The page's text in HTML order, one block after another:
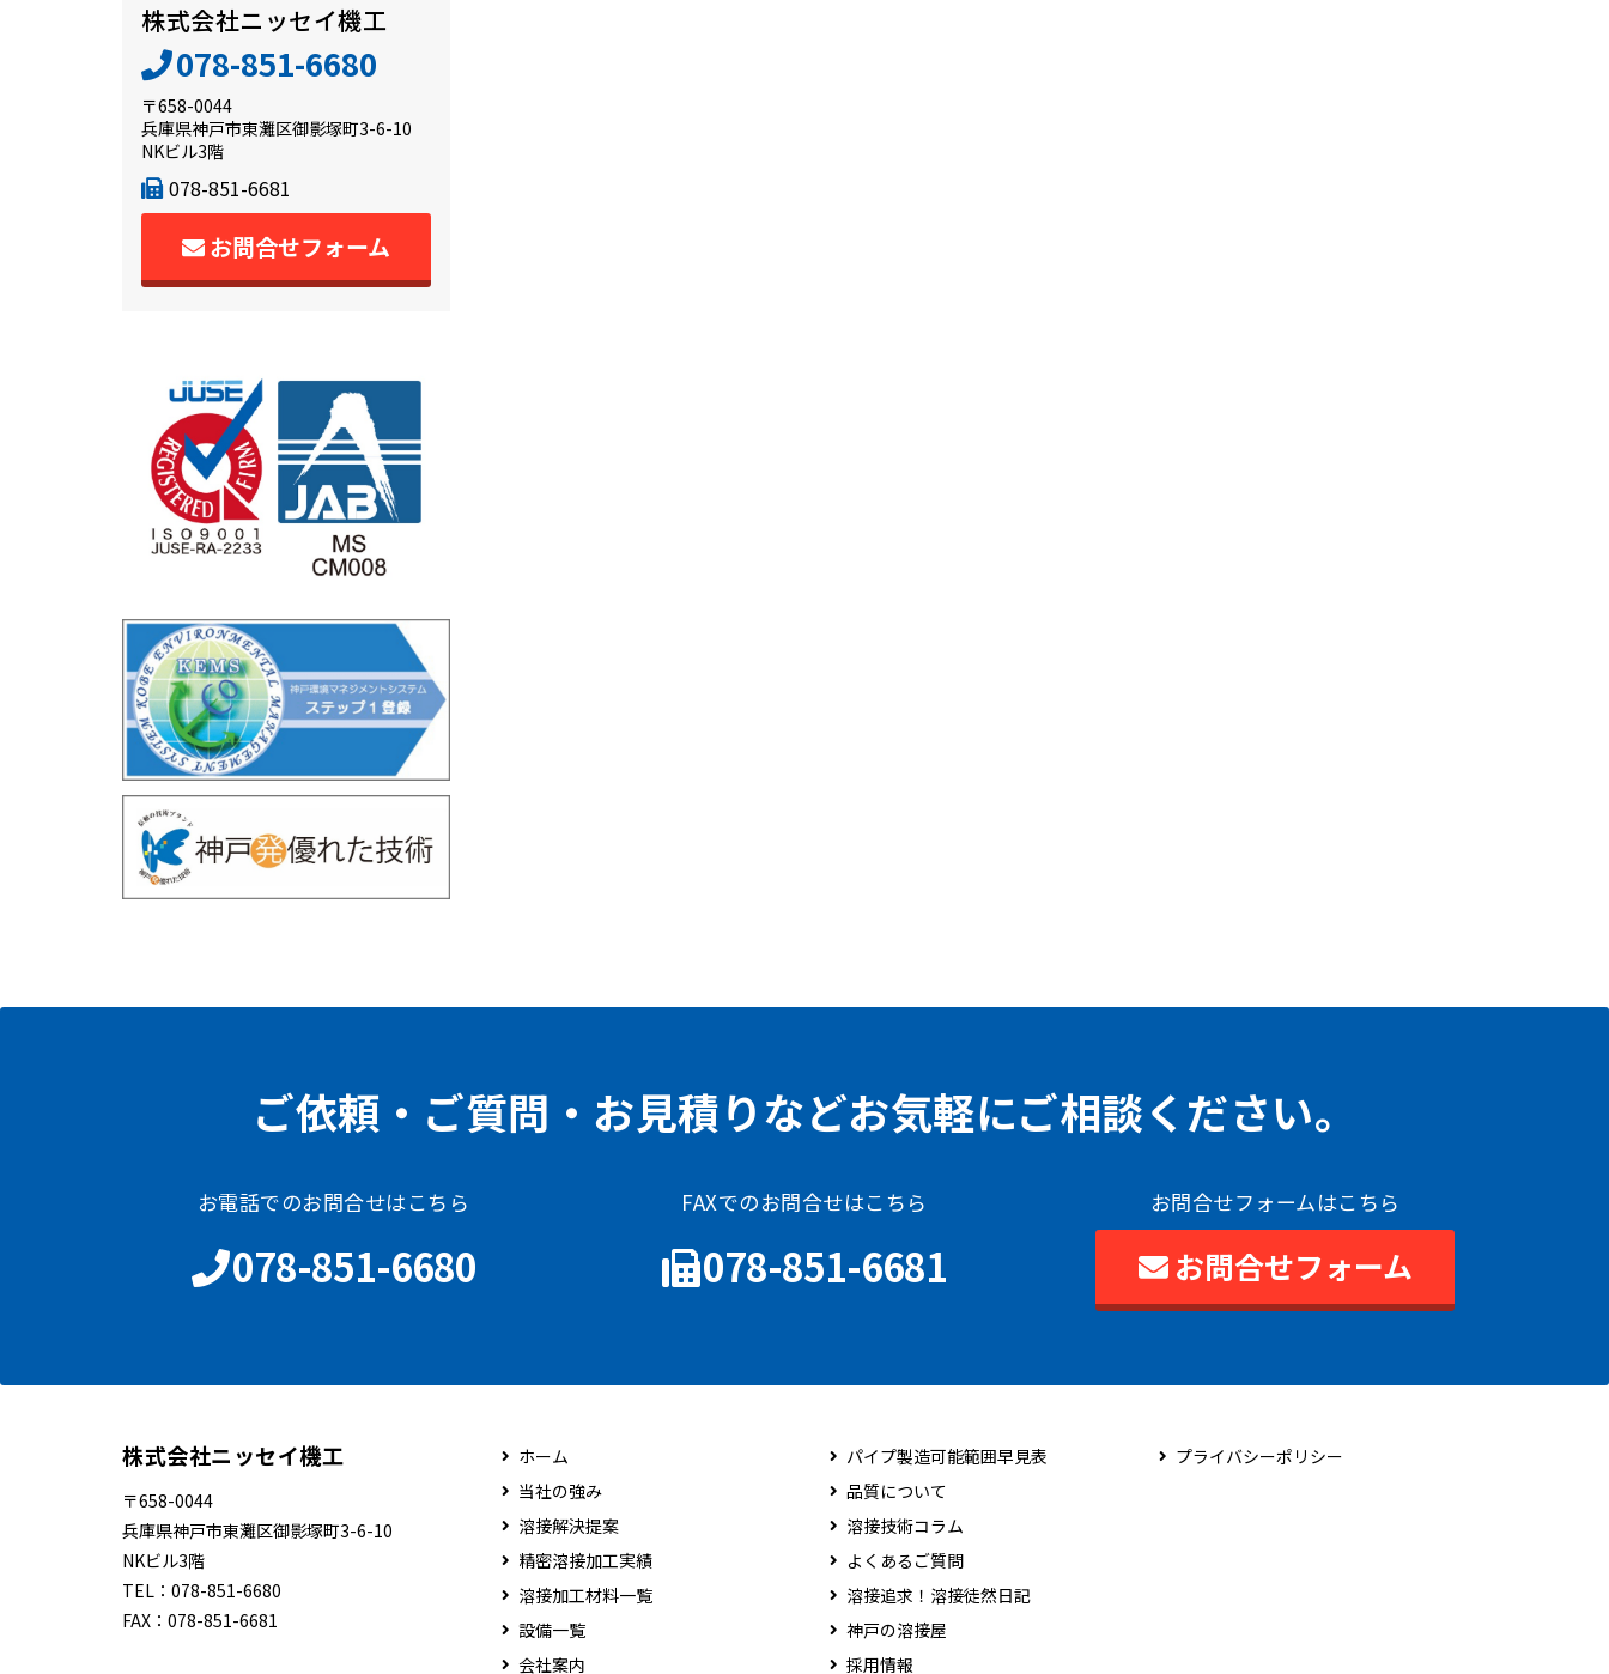
株式会社ニッセイ機工
078-851-6680
〒658-0044
兵庫県神戸市東灘区御影塚町3-6-10
NKビル3階
078-851-6681
お問合せフォーム
ご依頼・ご質問・お見積りなどお気軽にご相談ください。
お電話でのお問合せはこちら
078-851-6680
FAXでのお問合せはこちら
078-851-6681
お問合せフォームはこちら
お問合せフォーム
株式会社ニッセイ機工
〒658-0044
兵庫県神戸市東灘区御影塚町3-6-10
NKビル3階
TEL： 078-851-6680
FAX： 078-851-6681
ホーム
当社の強み
溶接解決提案
精密溶接加工実績
溶接加工材料一覧
設備一覧
会社案内
パイプ製造可能範囲早見表
品質について
溶接技術コラム
よくあるご質問
溶接追求！溶接徒然日記
神戸の溶接屋
採用情報
プライバシーポリシー